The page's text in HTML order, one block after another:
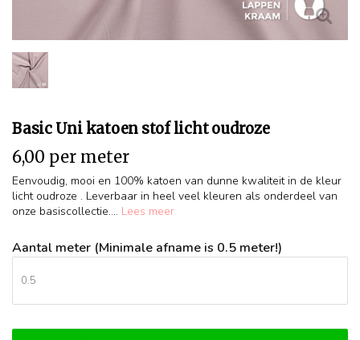
Basic Uni katoen stof licht oudroze
6,00 per meter
Eenvoudig, mooi en 100% katoen van dunne kwaliteit in de kleur
licht oudroze . Leverbaar in heel veel kleuren als onderdeel van
onze basiscollectie.... Lees meer
Aantal meter (Minimale afname is 0.5 meter!)